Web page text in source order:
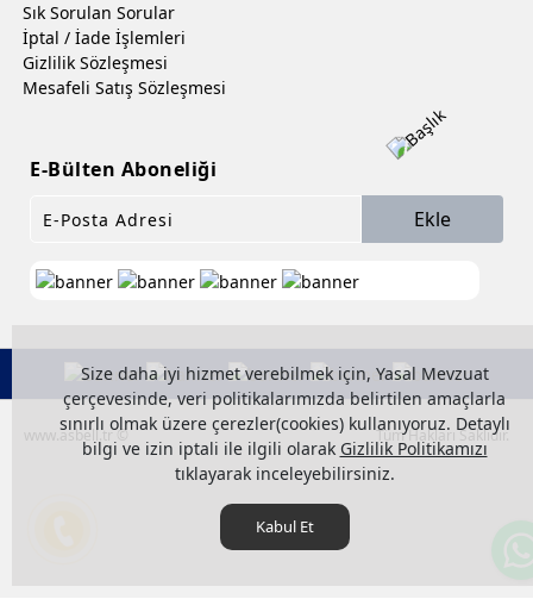
Size daha iyi hizmet verebilmek için, Yasal Mevzuat
çerçevesinde, veri politikalarımızda belirtilen amaçlarla
sınırlı olmak üzere çerezler(cookies) kullanıyoruz. Detaylı
bilgi ve izin iptali ile ilgili olarak Gizlilik Politikamızı
tıklayarak inceleyebilirsiniz.
Kabul Et
Sık Sorulan Sorular
İptal / İade İşlemleri
Gizlilik Sözleşmesi
Mesafeli Satış Sözleşmesi
E-Bülten Aboneliği
Ekle
www.asbell.tr © Tüm Hakları Saklıdır.